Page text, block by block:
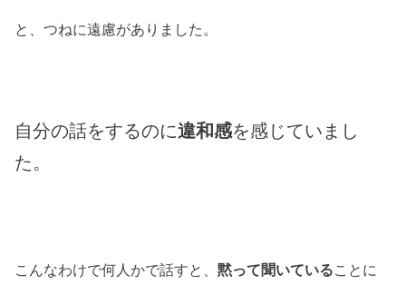
と、つねに遠慮がありました。
自分の話をするのに違和感を感じていまし
た。
こんなわけで何人かで話すと、黙って聞いていることに